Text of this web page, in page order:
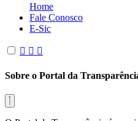
Home
Fale Conosco
E-Sic
Sobre o Portal da